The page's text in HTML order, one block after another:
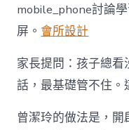
mobile_phone討論
屏。會所設計
家長提問：孩子總
話，最基礎管不住。
曾潔玲的做法是，